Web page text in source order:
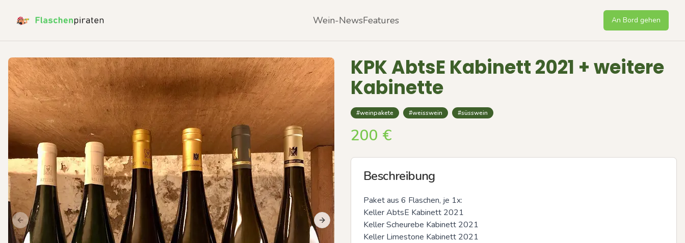
Wein-NewsFeatures An Bord gehen
Previous slide Next slide Previous slide
KPK AbtsE Kabinett 2021 + weitere
Kabinette
#weinpakete #weisswein #süsswein
200 €
Beschreibung
Paket aus 6 Flaschen, je 1x:
Keller AbtsE Kabinett 2021
Keller Scheurebe Kabinett 2021
Keller Limestone Kabinett 2021